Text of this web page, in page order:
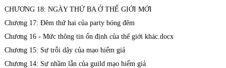
CHƯƠNG 18: NGÀY THỨ BA Ở THẾ GIỚI MỚI
Chương 17: Đêm thứ hai của party bóng đêm
Chương 16 - Mức thông tin ổn định của thế giới khác.docx
Chương 15: Sự trỗi dậy của mạo hiểm giả
Chương 14: Sự nhầm lẫn của guild mạo hiểm giả